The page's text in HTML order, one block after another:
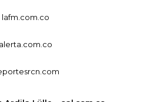
lafm.com.co
alerta.com.co